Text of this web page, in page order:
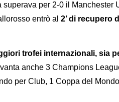
per 2-0 il Manchester
entrò al 2’ di recupero
trofei internazionali, sia
anche 3 Champions
per Club, 1 Coppa del